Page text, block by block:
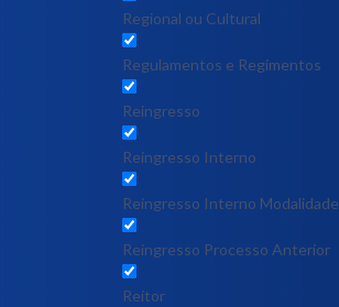
Regional ou Cultural
Regulamentos e Regimentos
Reingresso
Reingresso Interno
Reingresso Interno Modalidade
Reingresso Processo Anterior
Reitor